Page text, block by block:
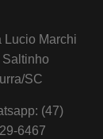
Lucio Marchi
Saltinho
SC
(47)
6467